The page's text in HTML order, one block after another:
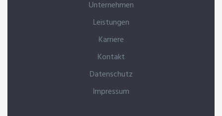
Unternehmen
Leistungen
Karriere
Kontakt
Datenschutz
Impressum